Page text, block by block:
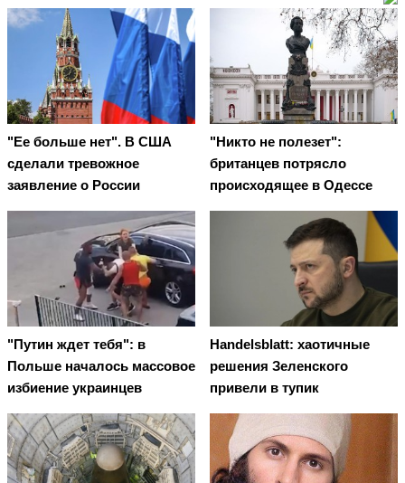
"Ее больше нет". В США
сделали тревожное
заявление о России
"Никто не полезет":
британцев потрясло
происходящее в Одессе
"Путин ждет тебя": в
Польше началось массовое
избиение украинцев
Handelsblatt: хаотичные
решения Зеленского
привели в тупик